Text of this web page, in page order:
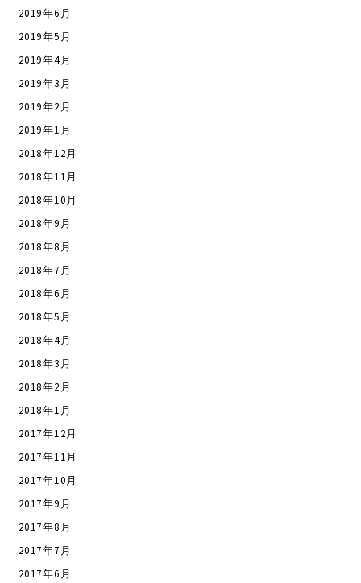
2019年6月
2019年5月
2019年4月
2019年3月
2019年2月
2019年1月
2018年12月
2018年11月
2018年10月
2018年9月
2018年8月
2018年7月
2018年6月
2018年5月
2018年4月
2018年3月
2018年2月
2018年1月
2017年12月
2017年11月
2017年10月
2017年9月
2017年8月
2017年7月
2017年6月